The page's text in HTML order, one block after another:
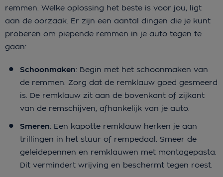
remmen. Welke oplossing het beste is voor jou, ligt
aan de oorzaak. Er zijn een aantal dingen die je kunt
proberen om piepende remmen in je auto tegen te
gaan:
Schoonmaken: Begin met het schoonmaken van
de remmen. Zorg dat de remklauw goed gesmeerd
is. De remklauw zit aan de bovenkant of zijkant
van de remschijven, afhankelijk van je auto.
Smeren: Een kapotte remklauw herken je aan
trillingen in het stuur of rempedaal. Smeer de
geleidepennen en remklauwen met montagepasta.
Dit vermindert wrijving en beschermt tegen roest.